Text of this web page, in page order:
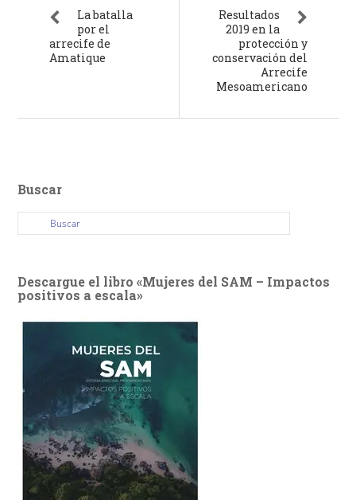
La batalla
por el
arrecife de
Amatique
Resultados
2019 en la
protección y
conservación del
Arrecife
Mesoamericano
Buscar
Descargue el libro «Mujeres del SAM – Impactos
positivos a escala»